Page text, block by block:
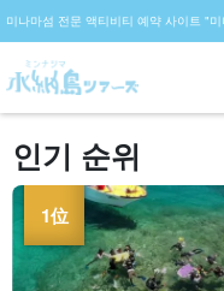
미나마섬 전문 액티비티 예약 사이트 "
인기 순위